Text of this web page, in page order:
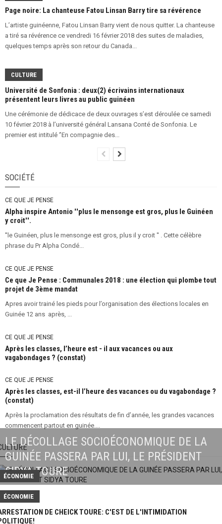
Page noire: La chanteuse Fatou Linsan Barry tire sa révérence
L’artiste guinéenne, Fatou Linsan Barry vient de nous quitter. La chanteuse
a tiré sa révérence ce vendredi 16 février 2018 des suites de maladies,
quelques temps après son retour du Canada...
CULTURE
Université de Sonfonia : deux(2) écrivains internationaux
présentent leurs livres au public guinéen
Une cérémonie de dédicace de deux ouvrages s’est déroulée ce samedi
10 février 2018 à l’université général Lansana Conté de Sonfonia. Le
premier est intitulé ‘’En compagnie des...
SOCIÉTÉ
CE QUE JE PENSE
Alpha inspire Antonio ''plus le mensonge est gros, plus le Guinéen
y croit''.
''le Guinéen, plus le mensonge est gros, plus il y croit '' . Cette célèbre
phrase du Pr Alpha Condé...
CE QUE JE PENSE
Ce que Je Pense : Communales 2018 : une élection qui plombe tout
projet de 3ème mandat
Apres avoir trainé les pieds pour l’organisation des élections locales en
Guinée 12 ans après, ...
CE QUE JE PENSE
Après les classes, l’heure est - il aux vacances ou aux
vagabondages ? (constat)
CE QUE JE PENSE
Après les classes, est-il l’heure des vacances ou du vagabondage ?
(constat)
Après la proclamation des résultats de fin d’année, les grandes vacances
commencent partout en guinée....
LE DÉCOLLAGE SOCIOÉCONOMIQUE DE LA
GUINÉE PASSERA PAR LUI, LE PRÉSIDENT
SIDYA TOURE
ÉCONOMIE
ÉCONOMIE
DE CHEICK TOURE: C'EST DE L'INTIMIDATION